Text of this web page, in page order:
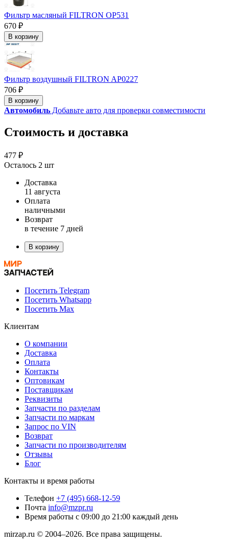
Фильтр масляный FILTRON OP531
670 ₽
В корзину
Фильтр воздушный FILTRON AP0227
706 ₽
В корзину
Автомобиль Добавьте авто для проверки совместимости
Стоимость и доставка
477 ₽
Осталось 2 шт
Доставка
11 августа
Оплата
наличными
Возврат
в течение 7 дней
В корзину
Посетить Telegram
Посетить Whatsapp
Посетить Max
Клиентам
О компании
Доставка
Оплата
Контакты
Оптовикам
Поставщикам
Реквизиты
Запчасти по разделам
Запчасти по маркам
Запрос по VIN
Возврат
Запчасти по производителям
Отзывы
Блог
Контакты и время работы
Телефон +7 (495) 668-12-59
Почта info@mzpr.ru
Время работы с 09:00 до 21:00 каждый день
mirzap.ru © 2004–2026. Все права защищены.